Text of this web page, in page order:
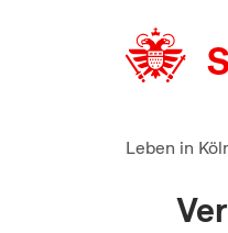
Leben in